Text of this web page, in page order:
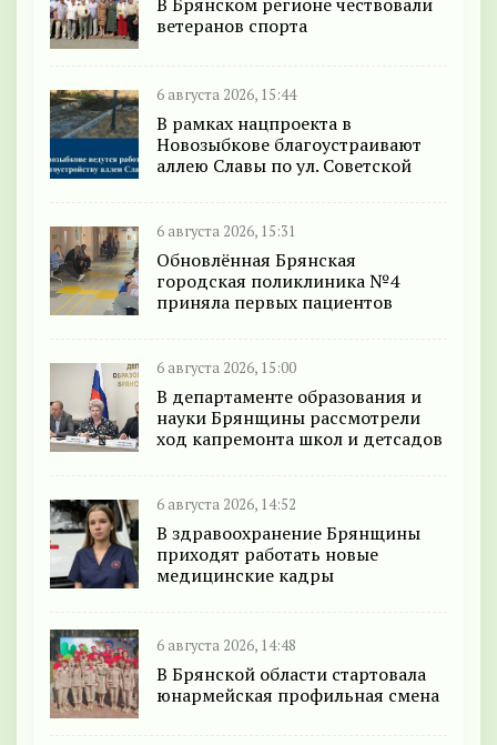
ветеранов спорта
6 августа 2026, 15:44
В рамках нацпроекта в
Новозыбкове благоустраивают
аллею Славы по ул. Советской
6 августа 2026, 15:31
Обновлённая Брянская
городская поликлиника №4
приняла первых пациентов
6 августа 2026, 15:00
В департаменте образования и
науки Брянщины рассмотрели
ход капремонта школ и детсадов
6 августа 2026, 14:52
В здравоохранение Брянщины
приходят работать новые
медицинские кадры
6 августа 2026, 14:48
В Брянской области стартовала
юнармейская профильная смена